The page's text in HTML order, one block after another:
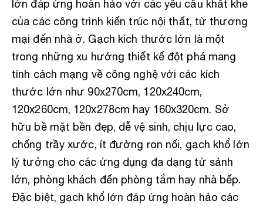
lớn đáp ứng hoàn hảo với các yêu cầu khắt khe
của các công trình kiến trúc nội thất, từ thương
mại đến nhà ở. Gạch kích thước lớn là một
trong những xu hướng thiết kế đột phá mang
tính cách mạng về công nghệ với các kích
thước lớn như 90x270cm, 120x240cm,
120x260cm, 120x278cm hay 160x320cm. Sở
hữu bề mặt bền đẹp, dễ vệ sinh, chịu lực cao,
chống trầy xước, ít đường ron nối, gạch khổ lớn
lý tưởng cho các ứng dụng đa dạng từ sảnh
lớn, phòng khách đến phòng tắm hay nhà bếp.
Đặc biệt, gạch khổ lớn đáp ứng hoàn hảo các